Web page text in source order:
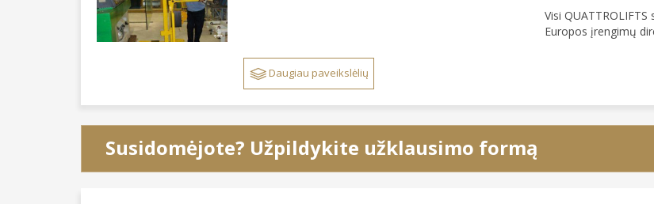
Daugiau paveikslėlių
Visi
Europos įrengimų
Susidomėjote? Užpildykite užklausimo formą